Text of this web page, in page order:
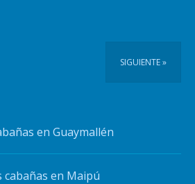
SIGUIENTE »
en Guaymallén
cabañas en Maipú